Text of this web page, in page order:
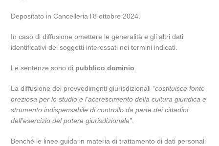
Depositato in Cancelleria l’8 ottobre 2024.
In caso di diffusione omettere le generalità e gli altri dati
identificativi dei soggetti interessati nei termini indicati.
Le sentenze sono di pubblico dominio
La diffusione dei provvedimenti giurisdizionali “costituisce fonte
preziosa per lo studio e l’accrescimento della cultura giuridica e
strumento indispensabile di controllo da parte dei cittadini
dell’esercizio del potere giurisdizionale”
Benchè le linee guida in materia di trattamento di dati personali